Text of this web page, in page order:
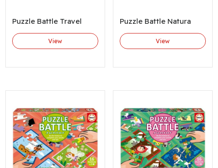
Puzzle Battle Travel
View
Puzzle Battle Natura
View